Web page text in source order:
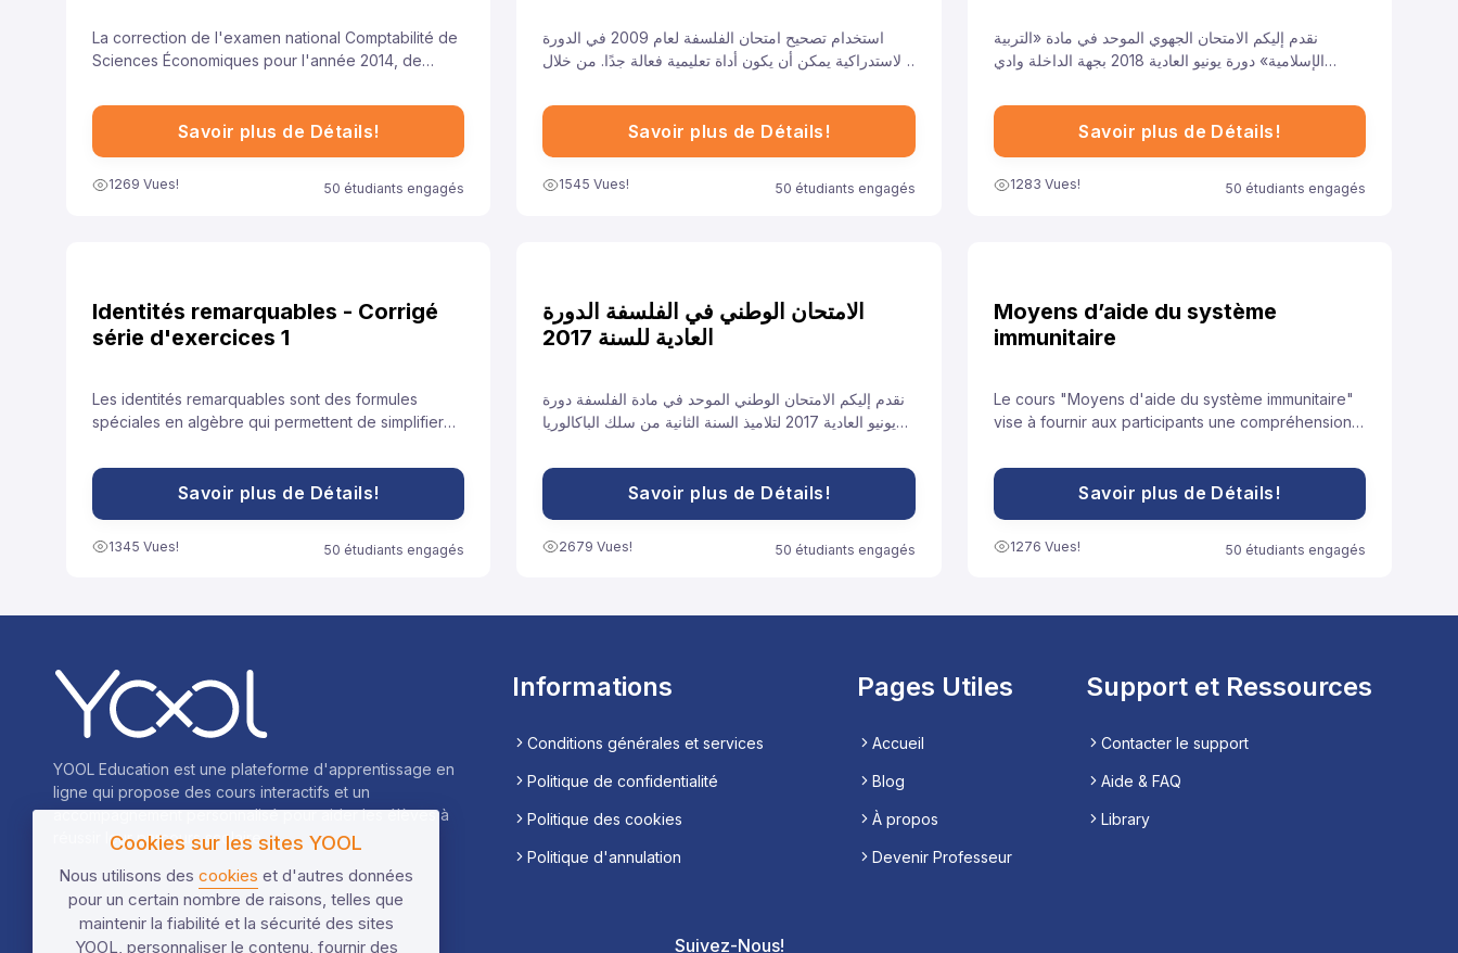
La correction de l'examen national Comptabilité de
Sciences Économiques pour l'année 2014, de
élèves à comprendre leurs erreurs et à améliorer
leurs compétences.Savoir plus de Détails!
1269 Vues! 50 étudiants engagés
استخدام تصحيح امتحان الفلسفة لعام 2009 في الدورة
الاستدراكية يمكن أن يكون أداة تعليمية فعالة جدًا. من خلال
النموذجية، يمكن للطلاب تحسين أدائهم والاستعداد بشكل
أفضل للامتحانات القادمة.
Savoir plus de Détails!
1545 Vues! 50 étudiants engagés
نقدم إليكم الامتحان الجهوي الموحد في مادة «التربية
الإسلامية» دورة يونيو العادية 2018 بجهة الداخلة وادي
الأدبية العلمية والتقنية، ونهدف من خلال توفيرنا لهذا النموذج
إلى مساعدة تلاميذ على الاستعداد الجيد لخوض غمار
Savoir plus de Détails!
1283 Vues! 50 étudiants engagés
Identités remarquables - Corrigé
série d'exercices 1
Les identités remarquables sont des formules
spéciales en algèbre qui permettent de simplifier
souvent utilisées pour développer des expressions
ou résoudre des équations plus facilement.
Savoir plus de Détails!
1345 Vues! 50 étudiants engagés
الامتحان الوطني في الفلسفة الدورة
العادية للسنة 2017
نقدم إليكم الامتحان الوطني الموحد في مادة الفلسفة دورة
يونيو العادية 2017 لتلاميذ السنة الثانية من سلك الباكالوريا
مساعدة تلاميذ السنة الثانية باكالوريا آداب على الاستعداد
الجيد لخوض غمار الامتحانات الوطنية الموحدة.
Savoir plus de Détails!
2679 Vues! 50 étudiants engagés
Moyens d’aide du système
immunitaire
Le cours "Moyens d'aide du système immunitaire"
vise à fournir aux participants une compréhension
peuvent être adoptées pour renforcer le système
immunitaire et promouvoir la santé globale.
Savoir plus de Détails!
1276 Vues! 50 étudiants engagés
YOOL Education est une plateforme d'apprentissage en
ligne qui propose des cours interactifs et un
accompagnement personnalisé pour aider les élèves à
réussir leur parcours scolaire.
Informations
Conditions générales et services
Politique de confidentialité
Politique des cookies
Politique d'annulation
Pages Utiles
Accueil
Blog
À propos
Devenir Professeur
Support et Ressources
Contacter le support
Aide & FAQ
Library
Suivez-Nous!
Cookies sur les sites YOOL
Nous utilisons des cookies et d'autres données
pour un certain nombre de raisons, telles que
maintenir la fiabilité et la sécurité des sites
YOOL, personnaliser le contenu, fournir des